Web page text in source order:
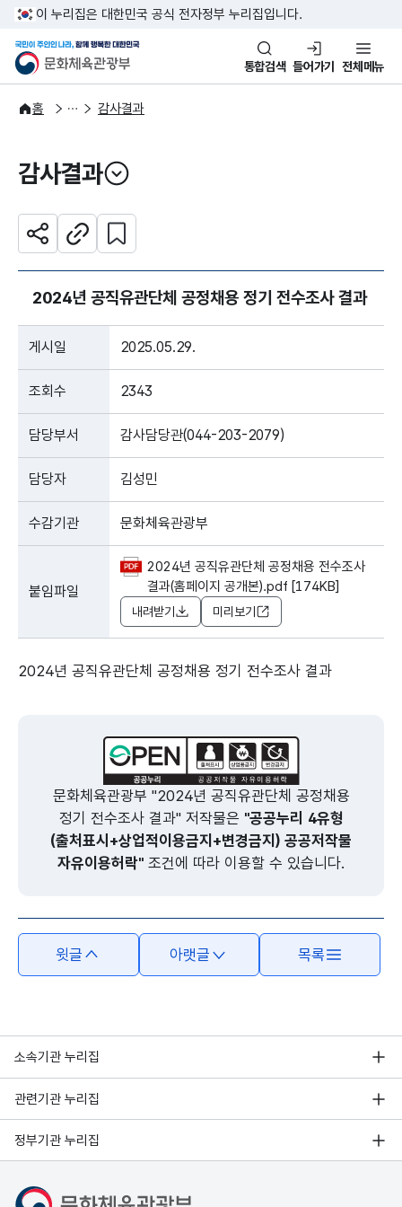
본문 바로가기
주메뉴 바로가기
이 누리집은 대한민국 공식 전자정부 누리집입니다.
문화체육관광부
국민이 주인인 나라, 함께 행복
통합검색 들어가기 전체메뉴
홈
정보공개
감사·청렴자료 감사결과
감사결과
열기
공유하기주소복사
관심 콘텐츠 설정하기
2024년 공직유관단체 공정채용 정기 전수조사 결과
게시일 2025.05.29.
조회수 2343
담당부서 감사담당관(044-203-2079)
담당자 김성민
수감기관 문화체육관광부
붙임파일
2024년 공직유관단체 공정채용 전수조사
결과(홈페이지 공개본).pdf [174KB]
내려받기 미리보기
2024년 공직유관단체 공정채용 정기 전수조사 결과
문화체육관광부 "2024년 공직유관단체 공정채용
정기 전수조사 결과" 저작물은 "공공누리 4유형
(출처표시+상업적이용금지+변경금지) 공공저작물
자유이용허락"조건에 따라 이용할 수 있습니다.
윗글 아랫글 목록
소속기관 누리집
관련기관 누리집
정부기관 누리집
문화체육관광부